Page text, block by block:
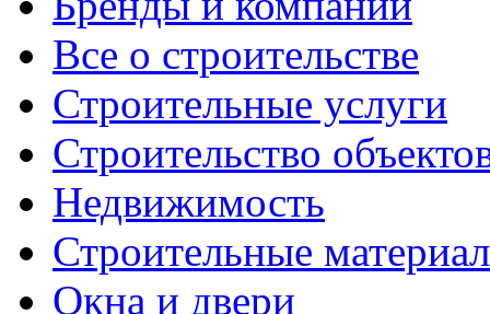
Все о строительстве
Строительные услуги
Строительство
Недвижимость
Строительные
Окна и двери